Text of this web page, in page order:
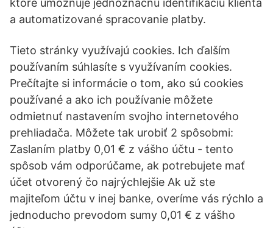
ktoré umožňuje jednoznačnú identifikáciu klienta
a automatizované spracovanie platby.
Tieto stránky využívajú cookies. Ich ďalším
používaním súhlasíte s využívaním cookies.
Prečítajte si informácie o tom, ako sú cookies
používané a ako ich používanie môžete
odmietnuť nastavením svojho internetového
prehliadača. Môžete tak urobiť 2 spôsobmi:
Zaslaním platby 0,01 € z vášho účtu - tento
spôsob vám odporúčame, ak potrebujete mať
účet otvorený čo najrýchlejšie Ak už ste
majiteľom účtu v inej banke, overíme vás rýchlo a
jednoducho prevodom sumy 0,01 € z vášho